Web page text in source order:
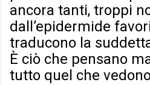
ancora tanti, troppi
dall’epidermide
traducono la
È ciò che pensano
tutto quel che